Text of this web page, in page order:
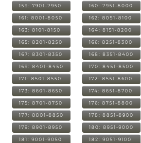
159: 7901-7950 160: 7951-8000
161: 8001-8050 162: 8051-8100
163: 8101-8150 164: 8151-8200
165: 8201-8250 166: 8251-8300
167: 8301-8350 168: 8351-8400
169: 8401-8450 170: 8451-8500
171: 8501-8550 172: 8551-8600
173: 8601-8650 174: 8651-8700
175: 8701-8750 176: 8751-8800
177: 8801-8850 178: 8851-8900
179: 8901-8950 180: 8951-9000
181: 9001-9050 182: 9051-9100